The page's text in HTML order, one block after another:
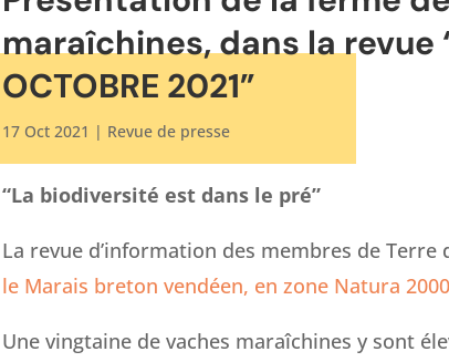
maraîchines, dans la revue
OCTOBRE 2021”
17 Oct 2021 | Revue de presse
“La biodiversité est dans le pré”
La revue d’information des membres de Terre
le Marais breton vendéen, en zone Natura 2000
Une vingtaine de vaches maraîchines y sont